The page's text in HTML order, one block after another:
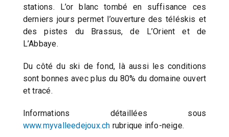
stations. L’or blanc tombé en suffisance ces
derniers jours permet l’ouverture des téléskis et
des pistes du Brassus, de L’Orient et de
L’Abbaye.
Du côté du ski de fond, là aussi les conditions
sont bonnes avec plus du 80% du domaine ouvert
et tracé.
Informations détaillées sous
www.myvalleedejoux.ch rubrique info-neige.